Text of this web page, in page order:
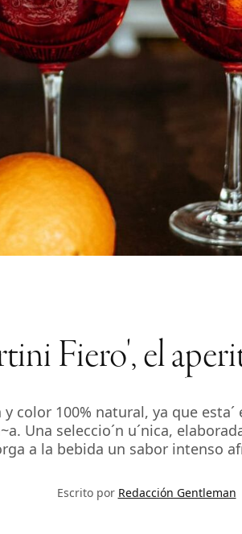
Fiero', el
color 100% natural, ya que
Una seleccio´n u´nica,
a la bebida un sabor intenso
Escrito por Redacción Gentleman